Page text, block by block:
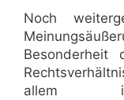
Noch
Besonderheit
allem in